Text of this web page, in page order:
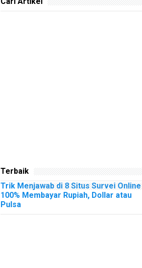
Terbaik
Trik Menjawab di 8 Situs Survei Online
100% Membayar Rupiah, Dollar atau
Pulsa